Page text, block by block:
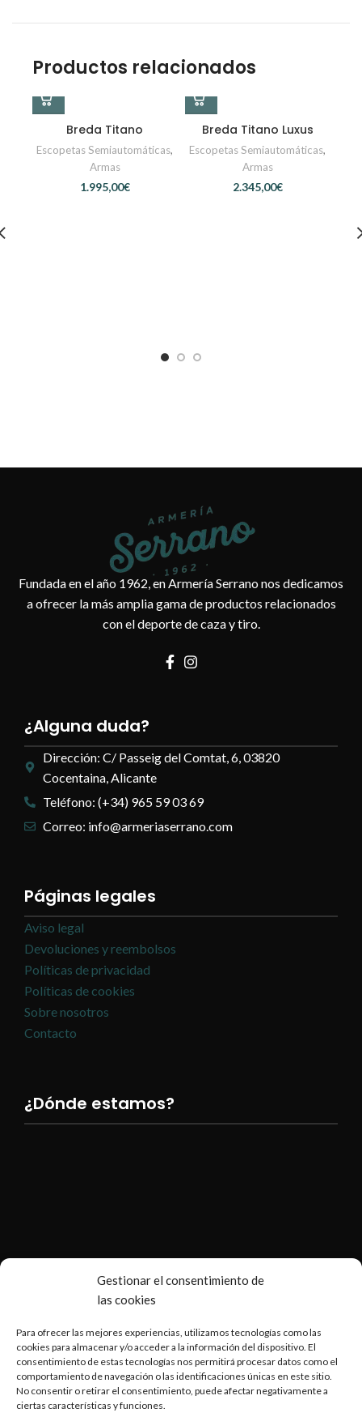
Gestionar el consentimiento de
las cookies
Para ofrecer las mejores experiencias, utilizamos tecnologías como las
cookies para almacenar y/o acceder a la información del dispositivo. El
consentimiento de estas tecnologías nos permitirá procesar datos como el
comportamiento de navegación o las identificaciones únicas en este sitio.
No consentir o retirar el consentimiento, puede afectar negativamente a
ciertas características y funciones.
Productos relacionados
Breda Titano
Escopetas Semiautomáticas,
Armas
€
Breda Titano Luxus
Escopetas Semiautomáticas,
Armas
€
Fundada en el año 1962, en Armería Serrano nos dedicamos
a ofrecer la más amplia gama de productos relacionados
con el deporte de caza y tiro.
¿Alguna duda?
Dirección: C/ Passeig del Comtat, 6, 03820
Cocentaina, Alicante
Teléfono: (+34) 965 59 03 69
Correo: info@armeriaserrano.com
Páginas legales
Aviso legal
Devoluciones y reembolsos
Políticas de privacidad
Políticas de cookies
Sobre nosotros
Contacto
¿Dónde estamos?